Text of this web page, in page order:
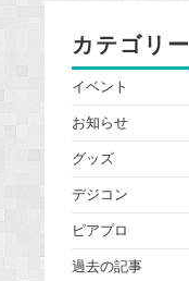
カテゴリー
イベント
お知らせ
グッズ
デジコン
ピアプロ
過去の記事